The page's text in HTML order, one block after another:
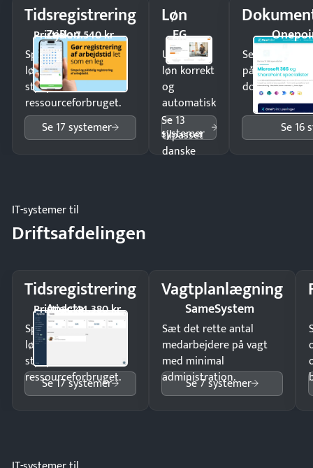
Tidsregistrering
ZeBon
Pristjek: 7.540 kr
Spar tid på
lønberegning og få
styr på
ressourceforbruget.
Se 17 systemer
Løn
EG
Udbetal
løn korrekt
og
automatisk
—
tilpasset
danske
Se 13
systemer
Send
på minutter
dokumenter.
Se 16
IT-systemer til
Driftsafdelingen
Tidsregistrering
Apacta
Pristjek: 44.380 kr
Spar tid på
lønberegning og få
styr på
ressourceforbruget.
Se 17 systemer
Vagtplanlægning
SameSystem
Sæt det rette antal
medarbejdere på vagt
med minimal
administration.
Se 7 systemer